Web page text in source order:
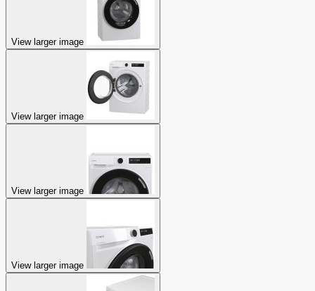
View larger image
View larger image
View larger image
View larger image